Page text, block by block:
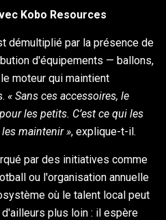
Kobo Resources
démultiplié par la présence de
d'équipements — ballons,
moteur qui maintient
« Sans ces accessoires, le
les petits. C’est ce qui les
maintenir », explique-t-il.
par des initiatives comme
ou l'organisation annuelle
où le talent local peut
plus loin : il espère